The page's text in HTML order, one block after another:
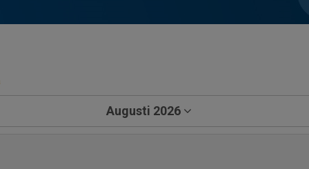
Augusti 2026